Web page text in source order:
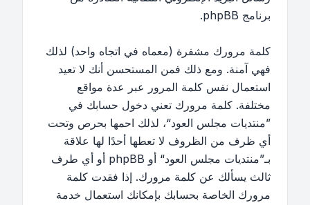
برنامج phpBB.
كلمة مرورك مشفرة (معماه في اتجاه واحد) لذلك
فهي آمنة. ومع ذلك فمن المستحسن أنك لا تعيد
استعمال نفس كلمة المرور عبر عدة مواقع
مختلفة. كلمة مرورك تعني دخول حسابك في
”منتديات مجلس العود“، لذلك احمها بحرص وتحت
أي ظرف من الظروف لا تعطها أحدًا لها علاقة
بـ”منتديات مجلس العود“ أو phpBB أو أي طرف
ثالث يسألك عن كلمة مرورك. إذا فقدت كلمة
مرورك الخاصة بحسابك بإمكانك استعمال خدمة